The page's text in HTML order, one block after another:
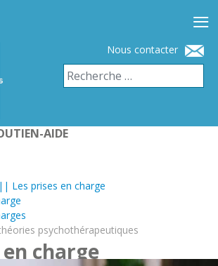
Nous contacter
AIDE
Les prises en charge
psychothérapeutiques
charge
≡